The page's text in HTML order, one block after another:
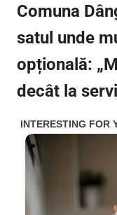
Comuna
satul unde
opțională:
decât la